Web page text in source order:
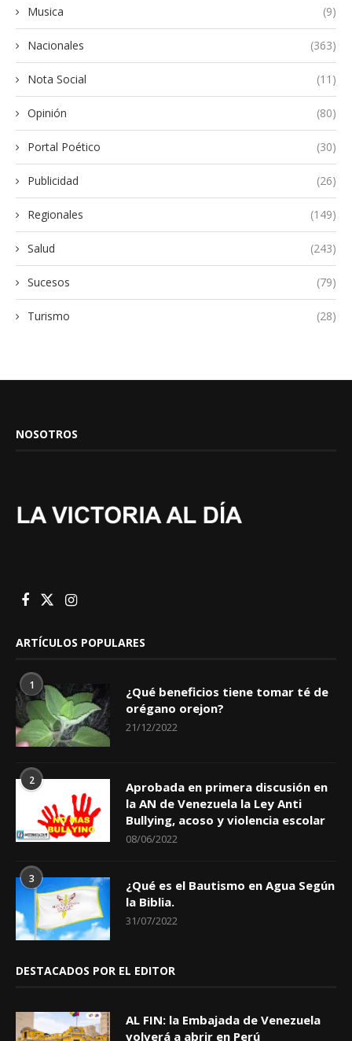
Musica (9)
Nacionales (363)
Nota Social (11)
Opinión (80)
Portal Poético (30)
Publicidad (26)
Regionales (149)
Salud (243)
Sucesos (79)
Turismo (28)
NOSOTROS
ARTÍCULOS POPULARES
1
¿Qué beneficios tiene tomar té de
orégano orejon?
21/12/2022
2
Aprobada en primera discusión en
la AN de Venezuela la Ley Anti
Bullying, acoso y violencia escolar
08/06/2022
3
¿Qué es el Bautismo en Agua Según
la Biblia.
31/07/2022
DESTACADOS POR EL EDITOR
AL FIN: la Embajada de Venezuela
volverá a abrir en Perú